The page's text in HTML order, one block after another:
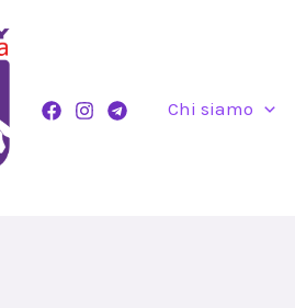
Chi siamo